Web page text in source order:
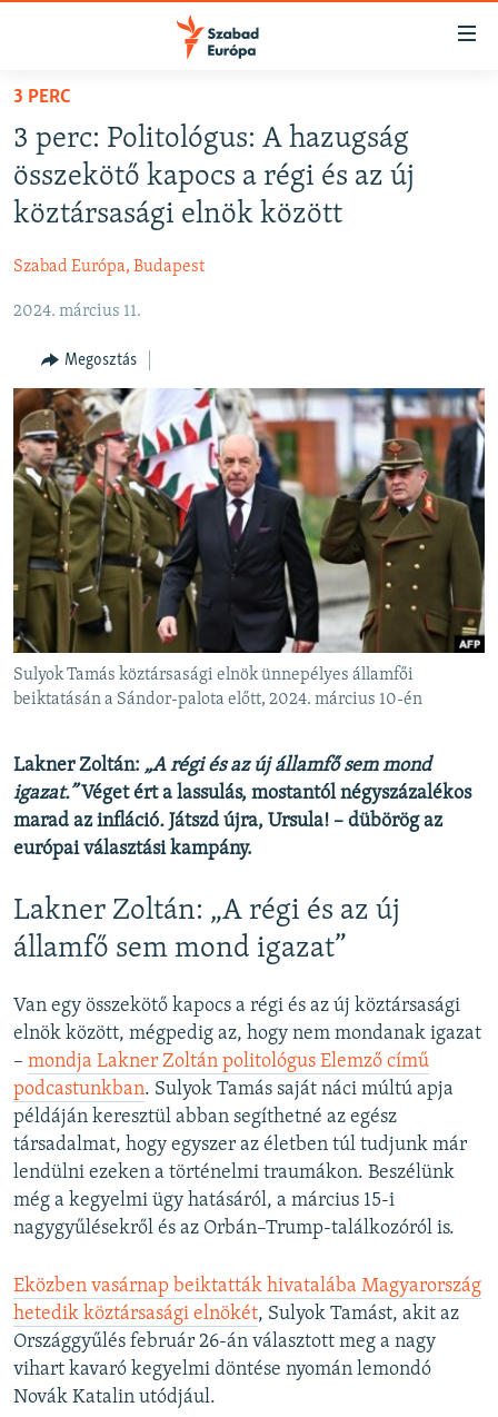
Akadálymentes
Ugrás
fő
oldalra
Ugrás
tartalomjegyzékre
AKTUÁLIS
PODCASTOK
ELEMZŐ
NER15
SZABADON
TÁRSADALOM
DEMOKRÁCIA
A PÉNZ NYOMÁBAN
EURÓPAI UNIÓ
VILÁG
KLÍMAVÁLTOZÁS
A MÚLT TANULSÁGAI
KÖVESSEN MINKET!
Valamennyi RFE/RL weboldal
3 PERC
3 perc: Politológus: A hazugság
összekötő kapocs a régi és az új
köztársasági elnök között
Szabad Európa, Budapest
2024. március 11.
Megosztás
Sulyok Tamás köztársasági elnök ünnepélyes államfői
beiktatásán a Sándor-palota előtt, 2024. március 10-én
Lakner Zoltán: „A régi és az új államfő sem mond
igazat.”Véget ért a lassulás, mostantól négyszázalékos
marad az infláció. Játszd újra, Ursula! – dübörög az
európai választási kampány.
Lakner Zoltán: „A régi és az új
államfő sem mond igazat”
Van egy összekötő kapocs a régi és az új köztársasági
elnök között, mégpedig az, hogy nem mondanak igazat
– mondja Lakner Zoltán politológus Elemző című
podcastunkban. Sulyok Tamás saját náci múltú apja
példáján keresztül abban segíthetné az egész
társadalmat, hogy egyszer az életben túl tudjunk már
lendülni ezeken a történelmi traumákon. Beszélünk
még a kegyelmi ügy hatásáról, a március 15-i
nagygyűlésekről és az Orbán–Trump-találkozóról is.
Eközben vasárnap beiktatták hivatalába Magyarország
hetedik köztársasági elnökét, Sulyok Tamást, akit az
Országgyűlés február 26-án választott meg a nagy
vihart kavaró kegyelmi döntése nyomán lemondó
Novák Katalin utódjául.